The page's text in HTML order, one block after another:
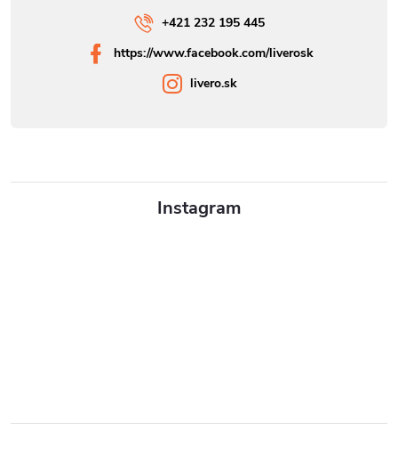
Instagram
+421 232 195 445
https://www.facebook.com/liverosk
livero.sk